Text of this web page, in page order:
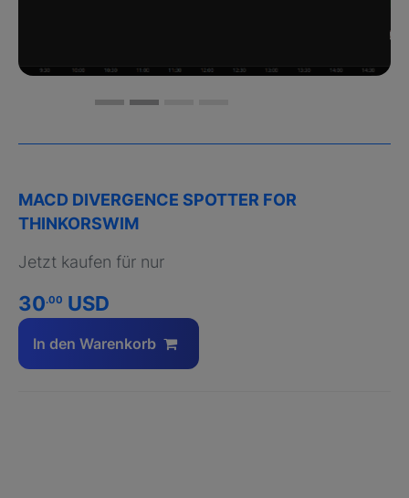
MACD DIVERGENCE SPOTTER FOR
THINKORSWIM
Jetzt kaufen für nur
30.00 USD
In den Warenkorb